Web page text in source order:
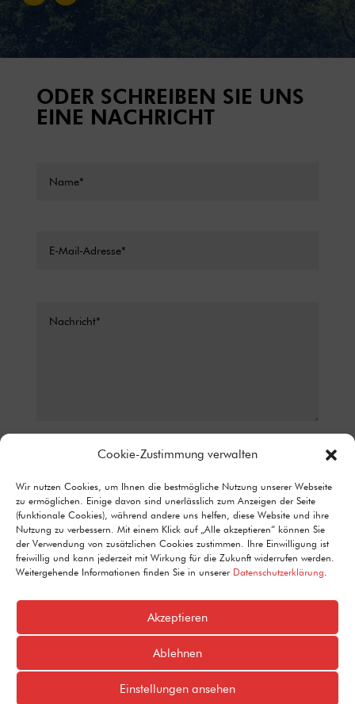
Cookie-Zustimmung verwalten
Wir nutzen Cookies, um Ihnen die bestmögliche Nutzung unserer Webseite
zu ermöglichen. Einige davon sind unerlässlich zum Anzeigen der Seite
(funktionale Cookies), während andere uns helfen, diese Website und ihre
Nutzung zu verbessern. Mit einem Klick auf „Alle akzeptieren“ können Sie
der Verwendung von zusätzlichen Cookies zustimmen. Ihre Einwilligung ist
freiwillig und kann jederzeit mit Wirkung für die Zukunft widerrufen werden.
Weitergehende Informationen finden Sie in unserer Datenschutzerklärung.
Akzeptieren
Ablehnen
Einstellungen ansehen
ODER SCHREIBEN SIE UNS
EINE NACHRICHT
KONTAKTFORMULAR ZUR BEANTWORTUNG MEINER ANFRAGE
ERHOBEN UND VERARBEITET WERDEN. DETAILLIERTE
INFORMATIONEN ZUM UMGANG MIT NUTZERDATEN FINDEN SIE IN
UNSERER DATENSCHUTZERKLÄRUNG.
4 + 9= Senden
Alternative: